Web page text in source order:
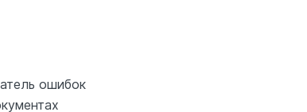
ошибок